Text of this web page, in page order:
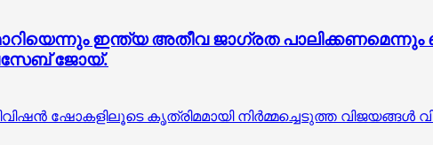
ഇന്ത്യ അതീവ ജാഗ്രത
ജോയ്.
ഷോകളിലൂടെ കൃത്രിമമായി നിര്‍മ്മച്ചെടുത്ത വിജയങ്ങള്‍